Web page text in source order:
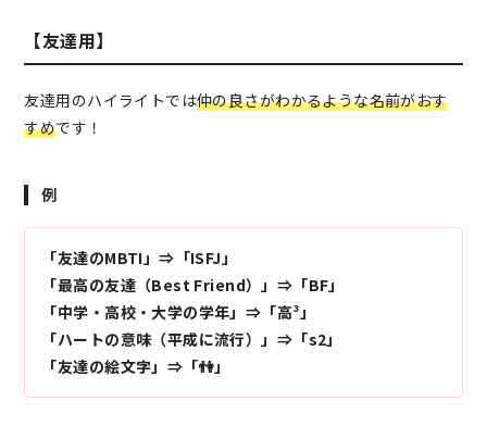
【友達用】
友達用のハイライトでは仲の良さがわかるような名前がおす
すめです！
例
「友達のMBTI」⇒「ISFJ」
「最高の友達（Best Friend）」⇒「BF」
「中学・高校・大学の学年」⇒「高³」
「ハートの意味（平成に流行）」⇒「s2」
「友達の絵文字」⇒「👫」